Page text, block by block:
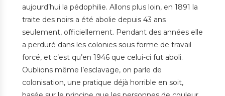
aujourd’hui la pédophilie. Allons plus loin, en 1891 la
traite des noirs a été abolie depuis 43 ans
seulement, officiellement. Pendant des années elle
a perduré dans les colonies sous forme de travail
forcé, et c’est qu’en 1946 que celui-ci fut aboli.
Oublions même l’esclavage, on parle de
colonisation, une pratique déjà horrible en soit,